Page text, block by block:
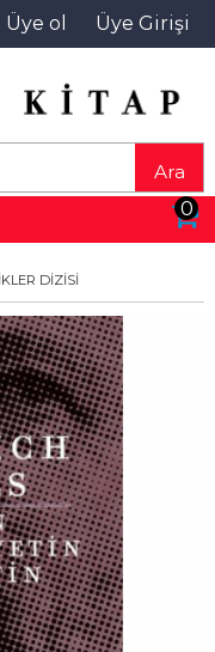
Üye ol Üye Girişi
Ara
0
DİZİSİ